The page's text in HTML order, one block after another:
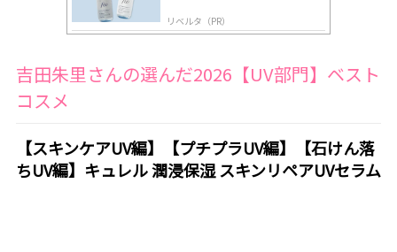
リベルタ（PR）
吉田朱里さんの選んだ2026【UV部門】ベスト
コスメ
【スキンケアUV編】【プチプラUV編】【石けん落
ちUV編】キュレル 潤浸保湿 スキンリペアUVセラム